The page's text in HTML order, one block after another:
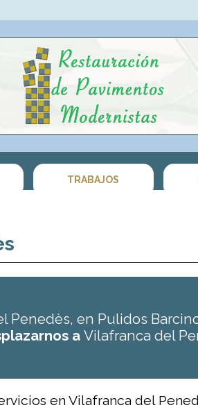
TRABAJOS
Penedès, en Pulidos
aVilafranca del
en Vilafranca del